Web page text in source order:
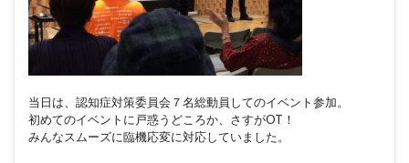
当日は、認知症対策委員会７名総動員してのイベント参加。
初めてのイベントに戸惑うどころか、さすがOT！
みんなスムーズに臨機応変に対応していました。